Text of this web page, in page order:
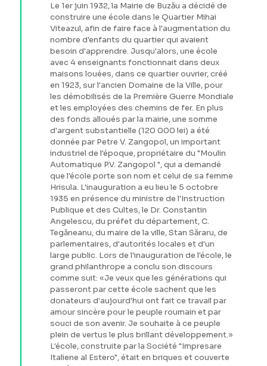
Le 1er juin 1932, la Mairie de Buzău a décidé de
construire une école dans le Quartier Mihai
Viteazul, afin de faire face à l'augmentation du
nombre d'enfants du quartier qui avaient
besoin d'apprendre. Jusqu'alors, une école
avec 4 enseignants fonctionnait dans deux
maisons louées, dans ce quartier ouvrier, créé
en 1923, sur l'ancien Domaine de la Ville, pour
les démobilisés de la Première Guerre Mondiale
et les employées des chemins de fer. En plus
des fonds alloués par la mairie, une somme
d'argent substantielle (120 000 lei) a été
donnée par Petre V. Zangopol, un important
industriel de l'époque, propriétaire du "Moulin
Automatique P.V. Zangopol ", qui a demandé
que l'école porte son nom et celui de sa femme
Hrisula. L'inauguration a eu lieu le 5 octobre
1935 en présence du ministre de l'Instruction
Publique et des Cultes, le Dr. Constantin
Angelescu, du préfet du département, C.
Tegăneanu, du maire de la ville, Stan Săraru, de
parlementaires, d'autorités locales et d'un
large public. Lors de l'inauguration de l'école, le
grand philanthrope a conclu son discours
comme suit: «Je veux que les générations qui
passeront par cette école sachent que les
donateurs d'aujourd'hui ont fait ce travail par
amour sincère pour le peuple roumain et par
souci de son avenir. Je souhaite à ce peuple
plein de vertus le plus brillant développement.»
L'école, construite par la Société "Impresare
Italiene al Estero", était en briques et couverte